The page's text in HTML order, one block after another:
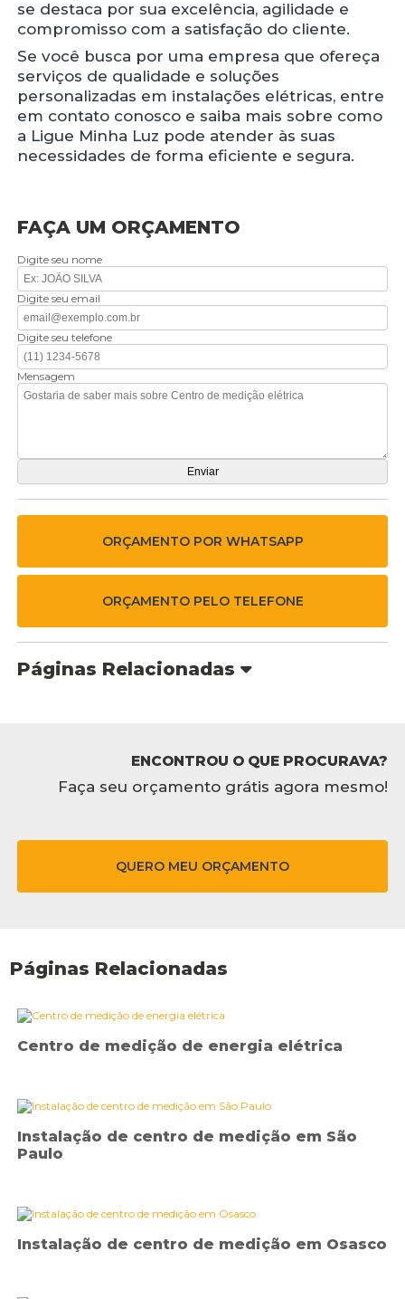
se destaca por sua excelência, agilidade e
compromisso com a satisfação do cliente.
Se você busca por uma empresa que ofereça
serviços de qualidade e soluções
personalizadas em instalações elétricas, entre
em contato conosco e saiba mais sobre como
a Ligue Minha Luz pode atender às suas
necessidades de forma eficiente e segura.
FAÇA UM ORÇAMENTO
Digite seu nome
Digite seu email
Digite seu telefone
Mensagem
ORÇAMENTO POR WHATSAPP
ORÇAMENTO PELO TELEFONE
Páginas Relacionadas
ENCONTROU O QUE PROCURAVA?
Faça seu orçamento grátis agora mesmo!
QUERO MEU ORÇAMENTO
Páginas Relacionadas
Centro de medição de energia elétrica
Instalação de centro de medição em São
Paulo
Instalação de centro de medição em Osasco